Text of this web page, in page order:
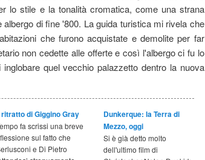
lo stile e la tonalità cromatica, come una strana
di fine '800. La guida turistica mi rivela che
che furono acquistate e demolite per far
non cedette alle offerte e così l'albergo ci fu lo
quel vecchio palazzetto dentro la nuova
ritratto di Giggino Gray
fa scrissi una breve
sul fatto che
e Di Pietro
Dunkerque: la Terra di
Mezzo, oggi
Si è già detto molto
dell'ultimo film di